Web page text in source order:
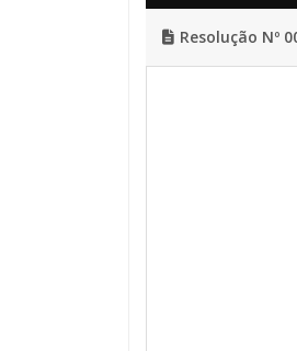
Resolução Nº